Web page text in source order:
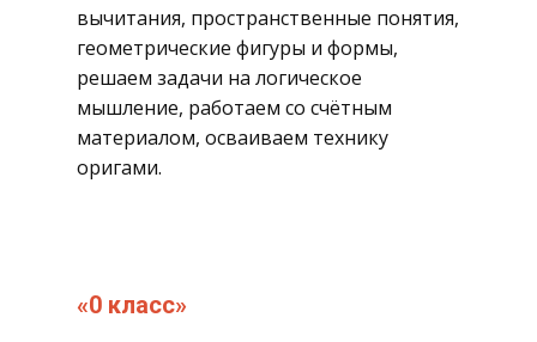
вычитания, пространственные понятия,
геометрические фигуры и формы,
решаем задачи на логическое
мышление, работаем со счётным
материалом, осваиваем технику
оригами.
​«0 класс»